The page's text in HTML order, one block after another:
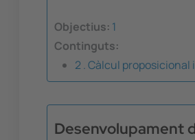
Objectius: 1
Continguts:
2 . Càlcul proposicional
Desenvolupament